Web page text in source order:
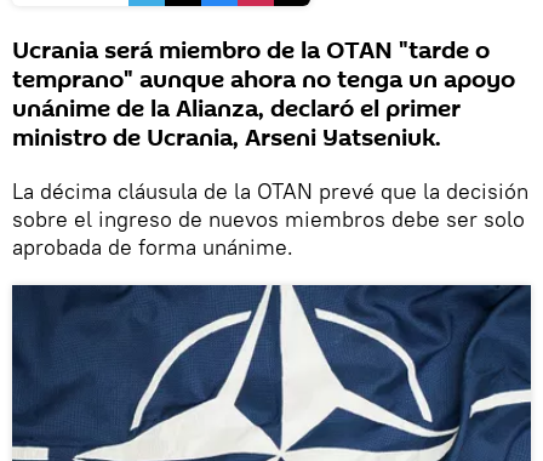
Ucrania será miembro de la OTAN "tarde o
temprano" aunque ahora no tenga un apoyo
unánime de la Alianza, declaró el primer
ministro de Ucrania, Arseni Yatseniuk.
La décima cláusula de la OTAN prevé que la decisión
sobre el ingreso de nuevos miembros debe ser solo
aprobada de forma unánime.